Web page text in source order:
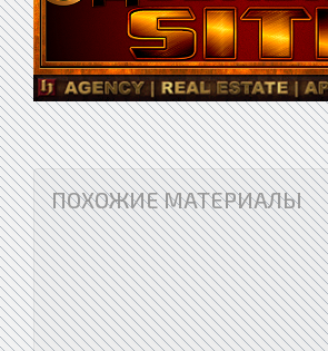
ПОХОЖИЕ МАТЕРИАЛЫ